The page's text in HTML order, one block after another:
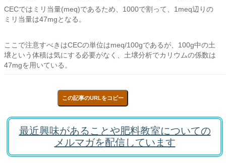
CECではミリ当量(meq)であるため、1000で割って、1meq辺りの
ミリ当量は47mgとなる。
ここで注意すべきはCECの単位はmeq/100gであるが、100g中の土
壌という体積は気にする必要がなく、土壌分析でカリウムの係数は
47mgを用いている。
この記事のURLをコピー
最近興味があることや肥料教室についての
メルマガを配信しています